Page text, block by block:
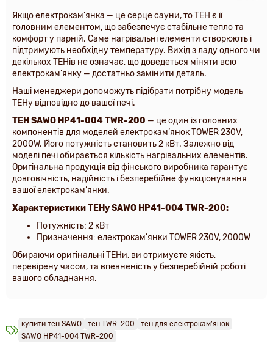
Якщо електрокам’янка — це серце сауни, то ТЕН є її
головним елементом, що забезпечує стабільне тепло та
комфорт у парній. Саме нагрівальні елементи створюють і
підтримують необхідну температуру. Вихід з ладу одного чи
декількох ТЕНів не означає, що доведеться міняти всю
електрокам’янку — достатньо замінити деталь.
Наші менеджери допоможуть підібрати потрібну модель
ТЕНу відповідно до вашої печі.
ТЕН SAWO HP41-004 TWR-200 — це один із головних
компонентів для моделей електрокам’янок TOWER 230V,
2000W. Його потужність становить 2 кВт. Залежно від
моделі печі обирається кількість нагрівальних елементів.
Оригінальна продукція від фінського виробника гарантує
довговічність, надійність і безперебійне функціонування
вашої електрокам’янки.
ХарактеристикиТЕНу SAWO HP41-004 TWR-200:
Потужність: 2 кВт
Призначення: електрокам’янки TOWER 230V, 2000W
Обираючи оригінальні ТЕНи, ви отримуєте якість,
перевірену часом, та впевненість у безперебійній роботі
вашого обладнання.
купити тен SAWO тен TWR-200
тен для електрокам’янок
SAWO HP41-004 TWR-200